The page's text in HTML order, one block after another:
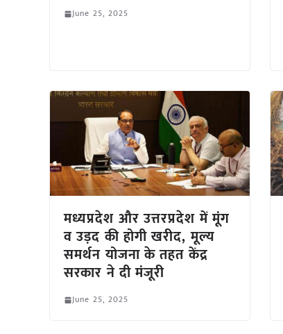
June 25, 2025
मध्यप्रदेश और उत्तरप्रदेश में मूंग
व उड़द की होगी खरीद, मूल्य
समर्थन योजना के तहत केंद्र
सरकार ने दी मंजूरी
June 25, 2025